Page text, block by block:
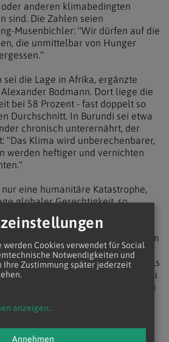
anderen klimabedingten
sind. Die Zahlen seien
Musenbichler: "Wir dürfen auf die
die unmittelbar von Hunger
sei die Lage in Afrika, ergänzte
Bodmann. Dort liege die
bei 58 Prozent - fast doppelt so
Durchschnitt. In Burundi sei etwa
chronisch unterernährt, der
"Das Klima wird unberechenbarer,
werden heftiger und vernichten
eine humanitäre Katastrophe,
globaler Gerechtigkeit, so
"Reiche Industrieländer
den
sind die ärmsten Länder, die am
am stärksten von den
Demnach liegt es auch an uns als
am stärksten Betroffenen darin zu
des Klimawandels zu bewältigen
klimaneutralen Wirtschaft und
begleitet die
werden Cookies verwendet für Social
Notwendigkeiten und
Ihre Zustimmung später jederzeit
anzeigen...
Annehmen